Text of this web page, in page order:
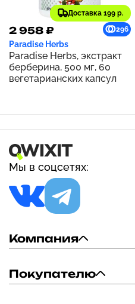
Доставка 199 р.
2 958 ₽ 296
Paradise Herbs
Paradise Herbs, экстракт
берберина, 500 мг, 60
вегетарианских капсул
Мы в соцсетях:
Компания
Покупателю